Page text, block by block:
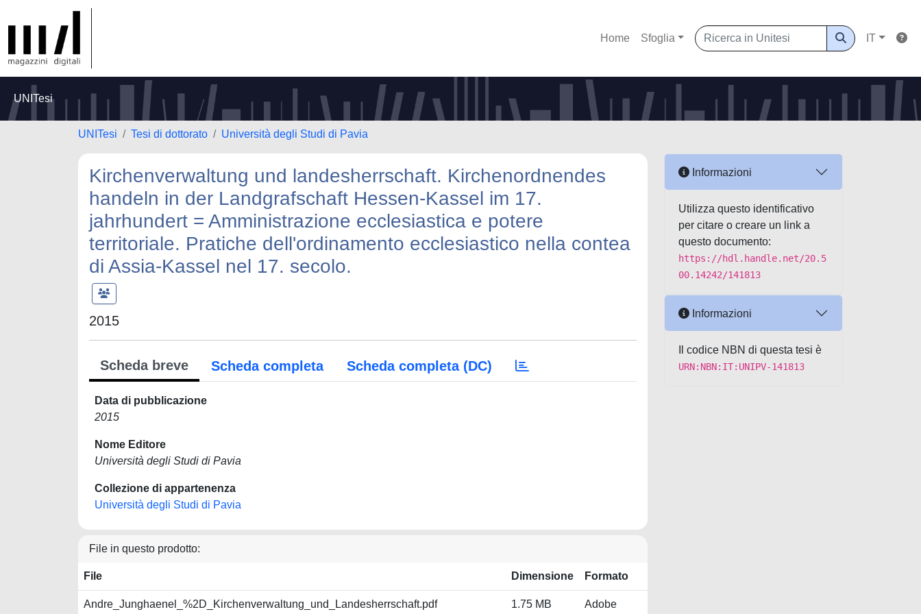
Home Sfoglia IT
UNITesi
UNITesi Tesi di dottorato Università degli Studi di Pavia
Kirchenverwaltung und landesherrschaft. Kirchenordnendes
handeln in der Landgrafschaft Hessen-Kassel im 17.
jahrhundert = Amministrazione ecclesiastica e potere
territoriale. Pratiche dell'ordinamento ecclesiastico nella contea
di Assia-Kassel nel 17. secolo.
2015
Scheda breve Scheda completa Scheda completa (DC)
Data di pubblicazione
2015
Nome Editore
Università degli Studi di Pavia
Collezione di appartenenza
Università degli Studi di Pavia
File in questo prodotto:
File Dimensione Formato
Andre_Junghaenel_%2D_Kirchenverwaltung_und_Landesherrschaft.pdf 1.75 MB Adobe
Informazioni
Utilizza questo identificativo
per citare o creare un link a
questo documento:
https://hdl.handle.net/20.5
00.14242/141813
Informazioni
Il codice NBN di questa tesi è
URN:NBN:IT:UNIPV-141813